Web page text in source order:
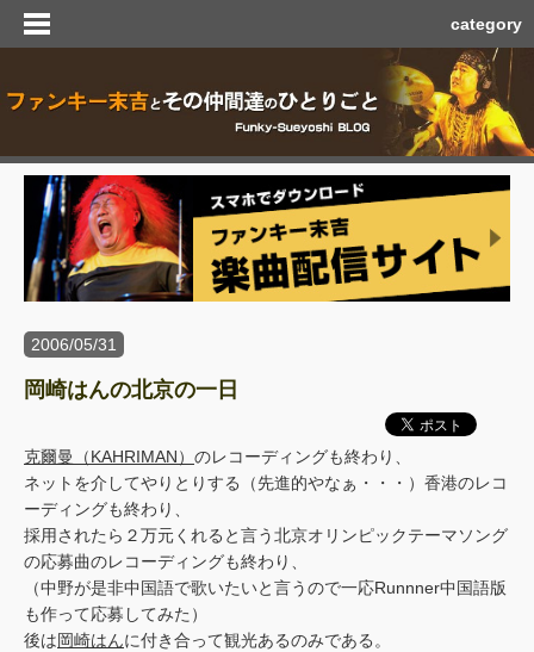
category
2006/05/31
岡崎はんの北京の一日
克爾曼（KAHRIMAN） のレコーディングも終わり、
ネットを介してやりとりする（先進的やなぁ・・・）香港のレコ
ーディングも終わり、
採用されたら２万元くれると言う北京オリンピックテーマソング
の応募曲のレコーディングも終わり、
（中野が是非中国語で歌いたいと言うので一応Runnner中国語版
も作って応募してみた）
後は岡崎はんに付き合って観光あるのみである。